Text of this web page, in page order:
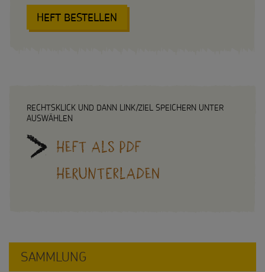
Suche
Suchbegriff
HEFT BESTELLEN
GEMEINSAM
RECHTSKLICK UND DANN LINK/ZIEL SPEICHERN UNTER
AUSWÄHLEN
Heft als PDF
herunterladen
SAMMLUNG